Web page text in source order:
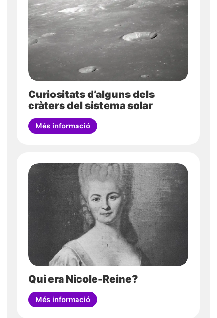
Curiositats d’alguns dels
cràters del sistema solar
Més informació
Qui era Nicole-Reine?
Més informació
Acceptar i enviar